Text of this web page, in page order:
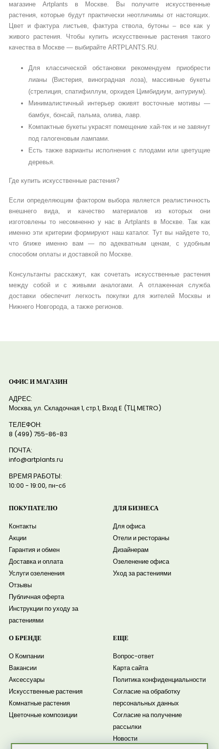
магазине Artplants в Москве. Вы получите искусственные
растения, которые будут практически неотличимы от настоящих.
Цвет и фактура листьев, фактура ствола, бутоны – все как у
живого растения. Чтобы купить искусственные растения такого
качества в Москве — выбирайте ARTPLANTS.RU.
Для классической обстановки рекомендуем приобрести
лианы (Вистерия, виноградная лоза), массивные букеты
(стрелиция, спатифиллум, орхидея Цимбидиум, антуриум).
Минималистичный интерьер оживят восточные мотивы —
бамбук, бонсай, пальма, олива, лавр.
Компактные букеты украсят помещение хай-тек и не завянут
под галогеновым лампами.
Есть также варианты исполнения с плодами или цветущие
деревья.
Где купить искусственные растения?
Если определяющим фактором выбора является реалистичность
внешнего вида, и качество материалов из которых они
изготовлены то несомненно у нас в Artplants в Москве. Так как
именно эти критерии формируют наш каталог. Тут вы найдете то,
что ближе именно вам — по адекватным ценам, с удобным
способом оплаты и доставкой по Москве.
Консультанты расскажут, как сочетать искусственные растения
между собой и с живыми аналогами. А отлаженная служба
доставки обеспечит легкость покупки для жителей Москвы и
Нижнего Новгорода, а также регионов.
ОФИС И МАГАЗИН
АДРЕС:
Москва, ул. Складочная 1, стр.1, Вход E (ТЦ METRO)
ТЕЛЕФОН:
8 (499) 755-86-83
ПОЧТА:
info@artplants.ru
ВРЕМЯ РАБОТЫ:
10:00 - 19:00, пн-сб
ПОКУПАТЕЛЮ
Контакты
Акции
Гарантия и обмен
Доставка и оплата
Услуги озеленения
Отзывы
Публичная оферта
Инструкции по уходу за
растениями
ДЛЯ БИЗНЕСА
Для офиса
Отели и рестораны
Дизайнерам
Озеленение офиса
Уход за растениями
О БРЕНДЕ
О Компании
Вакансии
Аксессуары
Искусственные растения
Комнатные растения
Цветочные композиции
ЕЩЕ
Вопрос-ответ
Карта сайта
Политика конфиденциальности
Согласие на обработку
персональных данных
Согласие на получение
рассылки
Новости